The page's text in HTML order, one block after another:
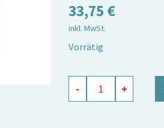
33,75 €
inkl. MwSt.
Vorrätig
Markttasche
Kaia,
- +